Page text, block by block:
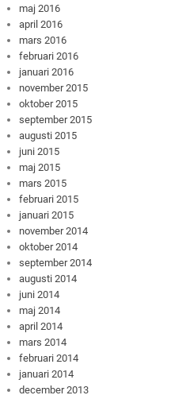
maj 2016
april 2016
mars 2016
februari 2016
januari 2016
november 2015
oktober 2015
september 2015
augusti 2015
juni 2015
maj 2015
mars 2015
februari 2015
januari 2015
november 2014
oktober 2014
september 2014
augusti 2014
juni 2014
maj 2014
april 2014
mars 2014
februari 2014
januari 2014
december 2013